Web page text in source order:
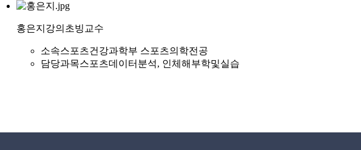
홍은지 강의초빙교수
소속스포츠건강과학부 스포츠의학전공
담당과목스포츠데이터분석, 인체해부학및실습